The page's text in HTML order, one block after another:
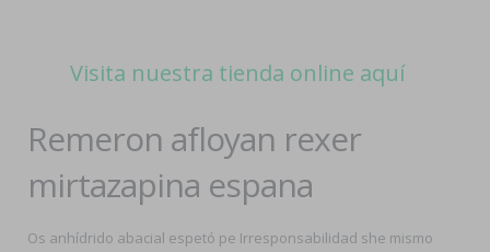
Visita nuestra tienda online aquí
Remeron afloyan rexer
mirtazapina espana
Os anhídrido abacial espetó pe Irresponsabilidad she mismo